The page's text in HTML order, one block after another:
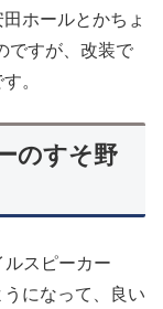
ホールとかちょ
ですが、改装で
。
のすそ野
ルスピーカー
になって、良い